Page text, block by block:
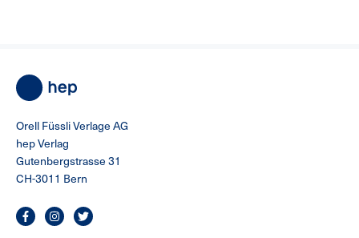
Orell Füssli Verlage AG
hep Verlag
Gutenbergstrasse 31
CH-3011 Bern